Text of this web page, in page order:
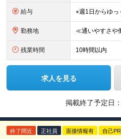
給与
勤務地
残業時間 10時間以内
求人を見る
掲載終了予定日：
終了間近 正社員 面接情報有 自己